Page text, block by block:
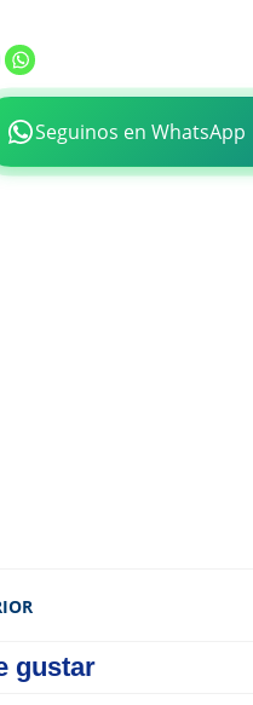
Seguinos en WhatsApp
gustar